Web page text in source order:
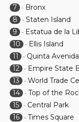
7
- Bronx
8
- Staten Island
9
- Estatua de la
10
- Ellis Island
11
- Quinta Avenida
12 - Empire State
13
- World Trade
14 - Top of the
15 - Central Park
16 - Times Square